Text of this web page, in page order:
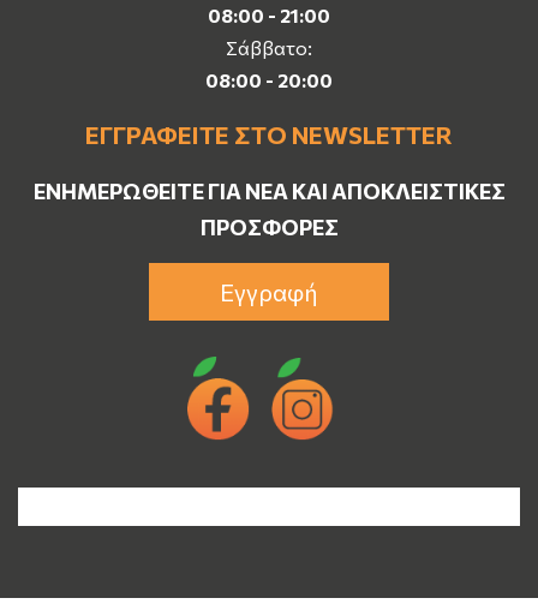
08:00 - 21:00
Σάββατο:
08:00 - 20:00
ΕΓΓΡΑΦΕΊΤΕ ΣΤΟ NEWSLETTER
ΕΝΗΜΕΡΩΘΕΊΤΕ ΓΙΑ ΝΈΑ ΚΑΙ ΑΠΟΚΛΕΙΣΤΙΚΈΣ
ΠΡΟΣΦΟΡΈΣ
Εγγραφή